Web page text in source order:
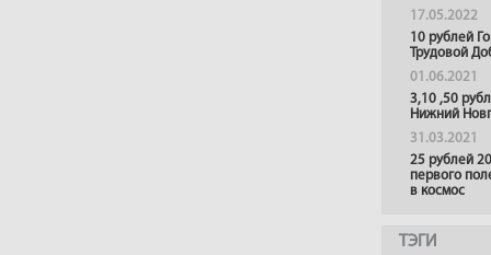
17.05.2022
10 рублей
Трудовой
01.06.2021
3,10 ,50
Нижний
31.03.2021
25 рублей
первого
в космос
ТЭГИ